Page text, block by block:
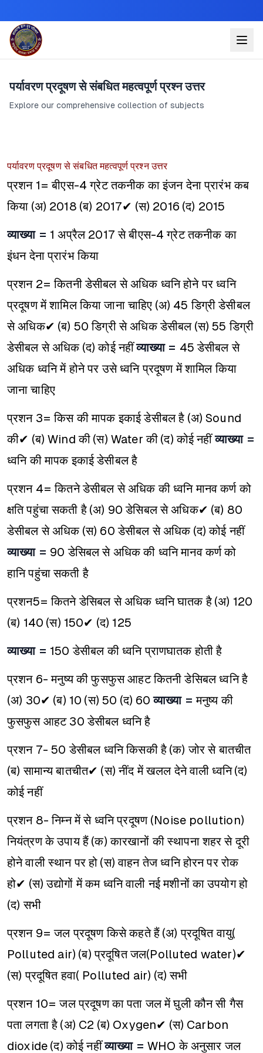
पर्यावरण प्रदूषण से संबधित महत्वपूर्ण प्रश्न उत्तर
Explore our comprehensive collection of subjects
पर्यावरण प्रदूषण से संबधित महत्वपूर्ण प्रश्न उत्तर
प्रशन 1= बीएस-4 ग्रेट तकनीक का इंजन देना प्रारंभ कब
किया (अ) 2018 (ब) 2017✔ (स) 2016 (द) 2015
व्याख्या = 1 अप्रैल 2017 से बीएस-4 ग्रेट तकनीक का
इंधन देना प्रारंभ किया
प्रशन 2= कितनी डेसीबल से अधिक ध्वनि होने पर ध्वनि
प्रदूषण में शामिल किया जाना चाहिए (अ) 45 डिग्री डेसीबल
से अधिक✔ (ब) 50 डिग्री से अधिक डेसीबल (स) 55 डिग्री
डेसीबल से अधिक (द) कोई नहींव्याख्या = 45 डेसीबल से
अधिक ध्वनि में होने पर उसे ध्वनि प्रदूषण में शामिल किया
जाना चाहिए
प्रशन 3= किस की मापक इकाई डेसीबल है (अ) Sound
की✔ (ब) Wind की (स) Water की (द) कोई नहींव्याख्या =
ध्वनि की मापक इकाई डेसीबल है
प्रशन 4= कितने डेसीबल से अधिक की ध्वनि मानव कर्ण को
क्षति पहुंचा सकती है (अ) 90 डेसिबल से अधिक✔ (ब) 80
डेसीबल से अधिक (स) 60 डेसीबल से अधिक (द) कोई नहीं
व्याख्या = 90 डेसिबल से अधिक की ध्वनि मानव कर्ण को
हानि पहुंचा सकती है
प्रशन5= कितने डेसिबल से अधिक ध्वनि घातक है (अ) 120
(ब) 140 (स) 150✔ (द) 125
व्याख्या = 150 डेसीबल की ध्वनि प्राणघातक होती है
प्रशन 6- मनुष्य की फुसफुस आहट कितनी डेसिबल ध्वनि है
(अ) 30✔ (ब) 10 (स) 50 (द) 60 व्याख्या =मनुष्य की
फुसफुस आहट 30 डेसीबल ध्वनि है
प्रशन 7- 50 डेसीबल ध्वनि किसकी है (क) जोर से बातचीत
(ब) सामान्य बातचीत✔ (स) नींद में खलल देने वाली ध्वनि (द)
कोई नहीं
प्रशन 8- निम्न में से ध्वनि प्रदूषण (Noise pollution)
नियंत्रण के उपाय हैं (क) कारखानों की स्थापना शहर से दूरी
होने वाली स्थान पर हो (स) वाहन तेज ध्वनि होरन पर रोक
हो✔ (स) उद्योगों में कम ध्वनि वाली नई मशीनों का उपयोग हो
(द) सभी
प्रशन 9= जल प्रदूषण किसे कहते हैं (अ) प्रदूषित वायु(
Polluted air) (ब) प्रदूषित जल(Polluted water)✔
(स) प्रदूषित हवा( Polluted air) (द) सभी
प्रशन 10= जल प्रदूषण का पता जल में घुली कौन सी गैस
पता लगता है (अ) C2 (ब) Oxygen✔ (स) Carbon
dioxide (द) कोई नहींव्याख्या = WHO के अनुसार जल